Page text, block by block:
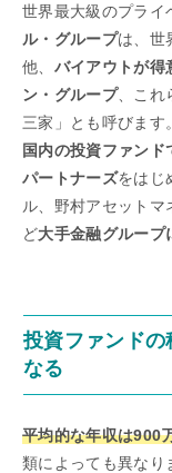
世界最大級のプライ
ル・グループは、世
他、 バイアウトが得
ン・グループ、これ
三家」とも呼びます。
国内の投資ファン
パートナーズをはじ
ル、野村アセット
ど大手金融グループ
投資ファンド
なる
平均的な年収は900
類によっても異なり